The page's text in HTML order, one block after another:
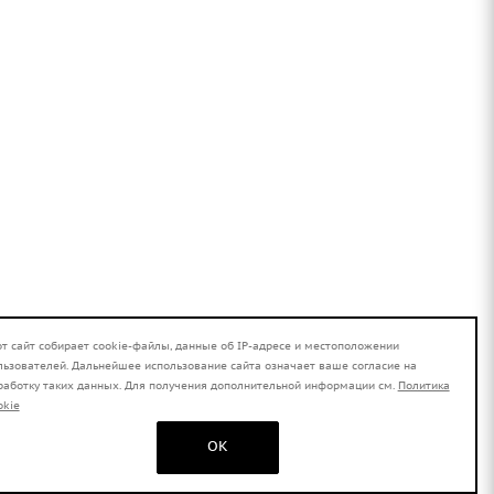
сайт собирает cookie-файлы, данные об IP-адресе и местоположении
Дальнейшее использование сайта означает ваше согласие на
таких данных. Для получения дополнительной информации см. Политика
OK